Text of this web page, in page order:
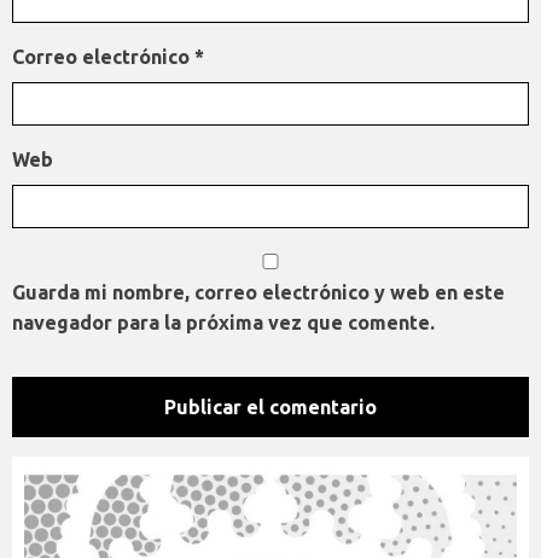
Correo electrónico *
Web
Guarda mi nombre, correo electrónico y web en este
navegador para la próxima vez que comente.